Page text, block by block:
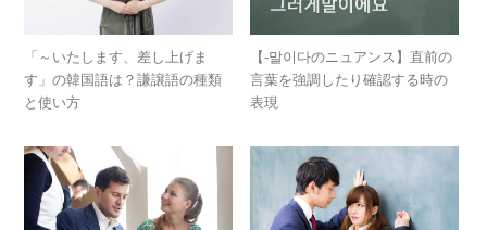
「～いたします、差し上げま
す」の韓国語は？謙譲語の種類
と使い方
【-말이다のニュアンス】直前の
言葉を強調したり確認する時の
表現